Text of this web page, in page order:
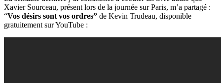
Xavier Sourceau, présent lors de la journée sur Paris, m’a partagé :
“Vos désirs sont vos ordres” de Kevin Trudeau, disponible
gratuitement sur YouTube :